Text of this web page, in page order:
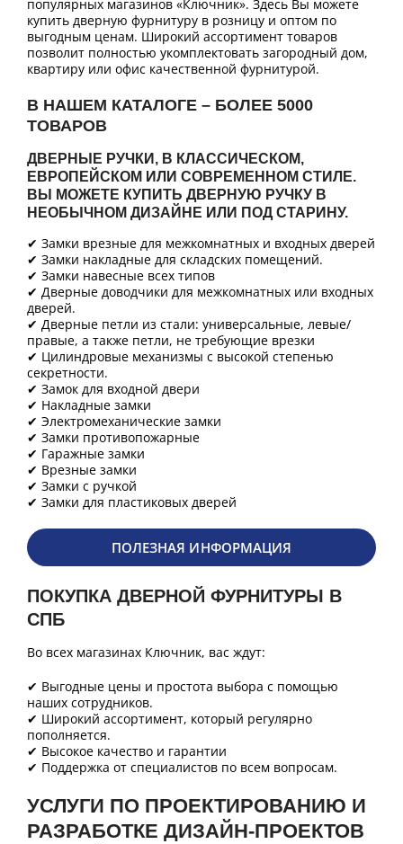
популярных магазинов «Ключник». Здесь Вы можете
купить дверную фурнитуру в розницу и оптом по
выгодным ценам. Широкий ассортимент товаров
позволит полностью укомплектовать загородный дом,
квартиру или офис качественной фурнитурой.
В НАШЕМ КАТАЛОГЕ – БОЛЕЕ 5000
ТОВАРОВ
ДВЕРНЫЕ РУЧКИ, В КЛАССИЧЕСКОМ,
ЕВРОПЕЙСКОМ ИЛИ СОВРЕМЕННОМ СТИЛЕ.
ВЫ МОЖЕТЕ КУПИТЬ ДВЕРНУЮ РУЧКУ В
НЕОБЫЧНОМ ДИЗАЙНЕ ИЛИ ПОД СТАРИНУ.
✔ Замки врезные для межкомнатных и входных дверей
✔ Замки накладные для складских помещений.
✔ Замки навесные всех типов
✔ Дверные доводчики для межкомнатных или входных
дверей.
✔ Дверные петли из стали: универсальные, левые/
правые, а также петли, не требующие врезки
✔ Цилиндровые механизмы с высокой степенью
секретности.
✔ Замок для входной двери
✔ Накладные замки
✔ Электромеханические замки
✔ Замки противопожарные
✔ Гаражные замки
✔ Врезные замки
✔ Замки с ручкой
✔ Замки для пластиковых дверей
ПОЛЕЗНАЯ ИНФОРМАЦИЯ
ПОКУПКА ДВЕРНОЙ ФУРНИТУРЫ В
СПБ
Во всех магазинах Ключник, вас ждут:
✔ Выгодные цены и простота выбора с помощью
наших сотрудников.
✔ Широкий ассортимент, который регулярно
пополняется.
✔ Высокое качество и гарантии
✔ Поддержка от специалистов по всем вопросам.
УСЛУГИ ПО ПРОЕКТИРОВАНИЮ И
РАЗРАБОТКЕ ДИЗАЙН-ПРОЕКТОВ